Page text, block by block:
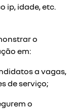
ip, idade, etc.
o
em:
a vagas,
de serviço;
o